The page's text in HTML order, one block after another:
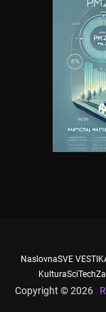
NaslovnaSVE VESTI
KulturaSciTech
Copyright © 2026